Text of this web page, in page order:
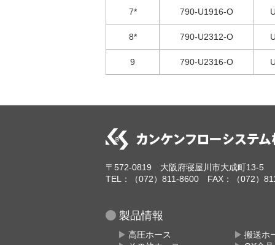
7* 790-U1916-O
8* 790-U2312-O
9 790-U2316-O
〒572-0819 大阪府寝屋川市大成町13-5
TEL：（072）811-8600 FAX：（072）
製品情報
高圧ホース
搬送ホ